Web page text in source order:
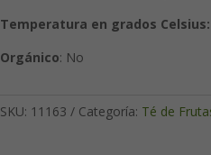
Temperatura en grados Celsius:
Orgánico: No
SKU: 11163 Categoría: Té de